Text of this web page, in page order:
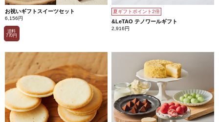
お祝いギフトスイーツセット
6,156円
送料
770円
夏ギフトポイント2倍
&LeTAO テノワールギフト
2,916円